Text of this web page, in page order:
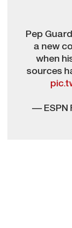
Pep
a new
when
sources
— ESPN